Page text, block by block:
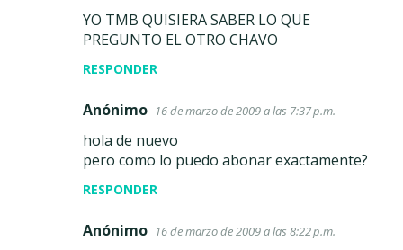
YO TMB QUISIERA SABER LO QUE
PREGUNTO EL OTRO CHAVO
RESPONDER
Anónimo 16 de marzo de 2009 a las 7:37 p.m.
hola de nuevo
pero como lo puedo abonar exactamente?
RESPONDER
Anónimo 16 de marzo de 2009 a las 8:22 p.m.